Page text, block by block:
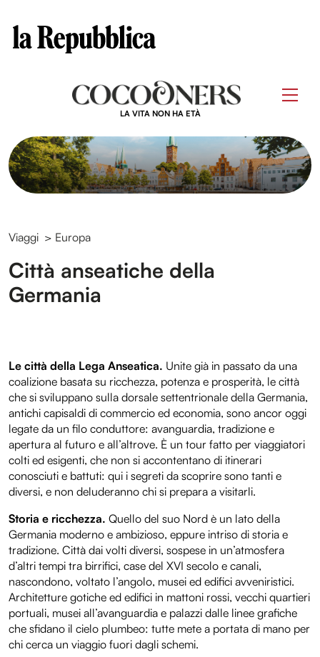
LA VITA NON HA ETÀ
Viaggi > Europa
Città anseatiche della
Germania
Le città della Lega Anseatica. Unite già in passato da una
coalizione basata su ricchezza, potenza e prosperità, le città
che si sviluppano sulla dorsale settentrionale della Germania,
antichi capisaldi di commercio ed economia, sono ancor oggi
legate da un filo conduttore: avanguardia, tradizione e
apertura al futuro e all’altrove. È un tour fatto per viaggiatori
colti ed esigenti, che non si accontentano di itinerari
conosciuti e battuti: qui i segreti da scoprire sono tanti e
diversi, e non deluderanno chi si prepara a visitarli.
Storia e ricchezza. Quello del suo Nord è un lato della
Germania moderno e ambizioso, eppure intriso di storia e
tradizione. Città dai volti diversi, sospese in un’atmosfera
d’altri tempi tra birrifici, case del XVI secolo e canali,
nascondono, voltato l’angolo, musei ed edifici avveniristici.
Architetture gotiche ed edifici in mattoni rossi, vecchi quartieri
portuali, musei all’avanguardia e palazzi dalle linee grafiche
che sfidano il cielo plumbeo: tutte mete a portata di mano per
chi cerca un viaggio fuori dagli schemi.